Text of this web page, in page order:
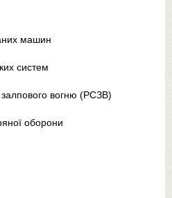
машин
систем
вогню (РСЗВ)
оборони